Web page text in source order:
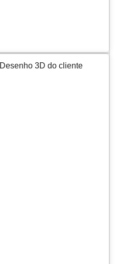
Desenho 3D do cliente